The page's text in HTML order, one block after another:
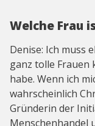
Welche Frau
Denise: Ich muss
ganz tolle Frauen
habe. Wenn ich
wahrscheinlich
Gründerin der
Menschenhandel